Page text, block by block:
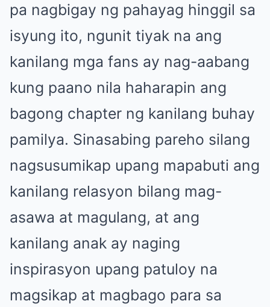
pa nagbigay ng pahayag hinggil sa
isyung ito, ngunit tiyak na ang
kanilang mga fans ay nag-aabang
kung paano nila haharapin ang
bagong chapter ng kanilang buhay
pamilya. Sinasabing pareho silang
nagsusumikap upang mapabuti ang
kanilang relasyon bilang mag-
asawa at magulang, at ang
kanilang anak ay naging
inspirasyon upang patuloy na
magsikap at magbago para sa